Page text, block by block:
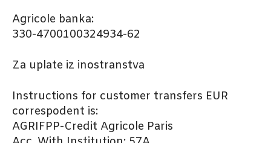
Agricole banka:
330-4700100324934-62
Za uplate iz inostranstva
Instructions for customer transfers EUR
correspodent is:
AGRIFPP-Credit Agricole Paris